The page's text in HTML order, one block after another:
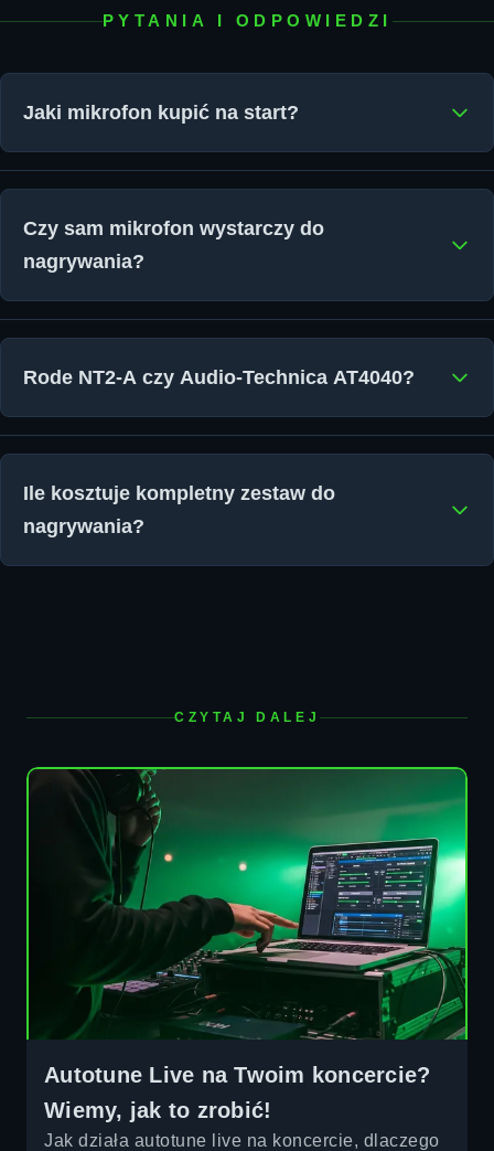
PYTANIA I ODPOWIEDZI
Jaki mikrofon kupić na start?
Czy sam mikrofon wystarczy do
nagrywania?
Rode NT2-A czy Audio-Technica AT4040?
Ile kosztuje kompletny zestaw do
nagrywania?
CZYTAJ DALEJ
Autotune Live na Twoim koncercie?
Wiemy, jak to zrobić!
Jak działa autotune live na koncercie, dlaczego